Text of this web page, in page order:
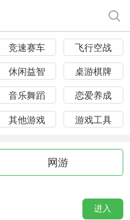
竞速赛车 飞行空战
休闲益智 桌游棋牌
音乐舞蹈 恋爱养成
其他游戏 游戏工具
网游
进入